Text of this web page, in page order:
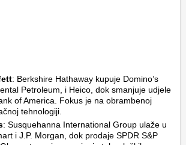
: Berkshire Hathaway kupuje Domino’s
Petroleum, i Heico, dok smanjuje udjele
of America. Fokus je na obrambenoj
tehnologiji.
: Susquehanna International Group ulaže u
i J.P. Morgan, dok prodaje SPDR S&P